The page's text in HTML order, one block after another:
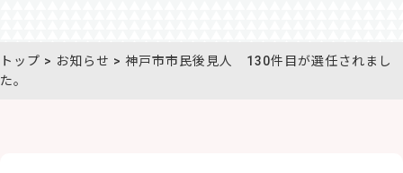
トップ > お知らせ > 神戸市市民後見人 130件目が選任されまし
た。